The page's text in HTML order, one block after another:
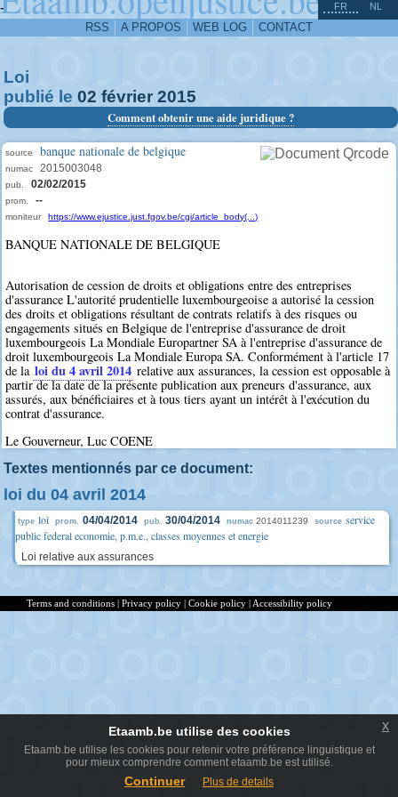
-
RSS A PROPOS WEB LOG CONTACT
FR NL
Loi
publié le 02 février 2015
Comment obtenir une aide juridique ?
source banque nationale de belgique
numac 2015003048
pub. 02/02/2015
prom. --
moniteur https://www.ejustice.just.fgov.be/cgi/article_body(...)
BANQUE NATIONALE DE BELGIQUE
Autorisation de cession de droits et obligations entre des entreprises
d'assurance L'autorité prudentielle luxembourgeoise a autorisé la cession
des droits et obligations résultant de contrats relatifs à des risques ou
engagements situés en Belgique de l'entreprise d'assurance de droit
luxembourgeois La Mondiale Europartner SA à l'entreprise d'assurance de
droit luxembourgeois La Mondiale Europa SA. Conformément à l'article 17
de la loi du 4 avril 2014 relative aux assurances, la cession est opposable à
partir de la date de la présente publication aux preneurs d'assurance, aux
assurés, aux bénéficiaires et à tous tiers ayant un intérêt à l'exécution du
contrat d'assurance.
Le Gouverneur, Luc COENE
Textes mentionnés par ce document:
loi du 04 avril 2014
type loi prom. 04/04/2014 pub. 30/04/2014 numac 2014011239 source service
public federal economie, p.m.e., classes moyennes et energie
Loi relative aux assurances
^
Terms and conditions | Privacy policy | Cookie policy | Accessibility policy
Etaamb.be utilise des cookies
Etaamb.be utilise les cookies pour retenir votre préférence linguistique et
pour mieux comprendre comment etaamb.be est utilisé.
Continuer Plus de details
x